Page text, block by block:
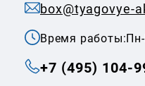
box@tyagovye-
Время работы:
+7 (495) 104-